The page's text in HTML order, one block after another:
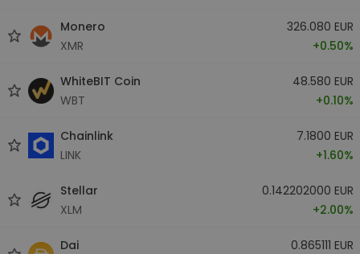
Monero
XMR
326.080 EUR
+0.50%
WhiteBIT Coin
WBT
48.580 EUR
+0.10%
Chainlink
LINK
7.1800 EUR
+1.60%
Stellar
XLM
0.142202000 EUR
+2.00%
Dai
0.865111 EUR